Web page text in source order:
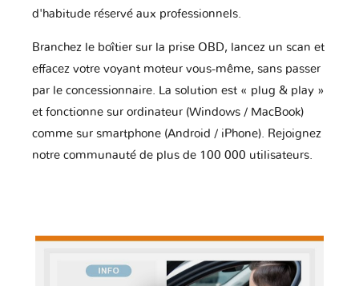
d'habitude réservé aux professionnels.
Branchez le boîtier sur la prise OBD, lancez un scan et
effacez votre voyant moteur vous-même, sans passer
par le concessionnaire. La solution est « plug & play »
et fonctionne sur ordinateur (Windows / MacBook)
comme sur smartphone (Android / iPhone). Rejoignez
notre communauté de plus de 100 000 utilisateurs.